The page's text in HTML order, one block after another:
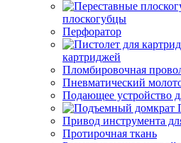
плоскогубцы
Перфоратор
картриджей
Пломбировочная
Пневматический
Подающее устройство
Привод инструмента
Протирочная ткань